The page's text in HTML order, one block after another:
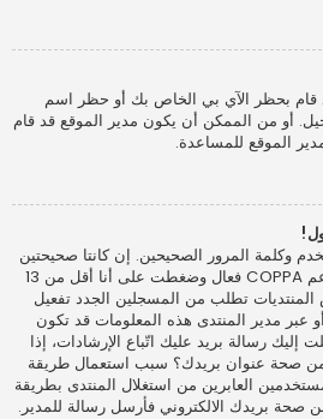
قام بحظر الآي بي الخاص بك أو حظر اسم
أو من الممكن أن يكون مدير الموقع قد قام
الموقع للمساعدة.
وكلمة المرور الصحيحين. إن كانتا صحيحتين
فقد حدث أحد أمرين. إذا كان دعم COPPA فعال وضغطت على أنا أقل من 13
المنتديات تطلب من المسجلين الجدد تفعيل
عبر مدير المنتدى هذه المعلومات قد تكون
إليك رسالة بريد عليك اتّباع الإرشادات، إذا
من صحة عنوان بريدك؟ سبب استعمال طريقة
العابرين من استغلال المنتدى بطريقة
صحة بريدك الالكتروني فأرسل رسالة للمدير.